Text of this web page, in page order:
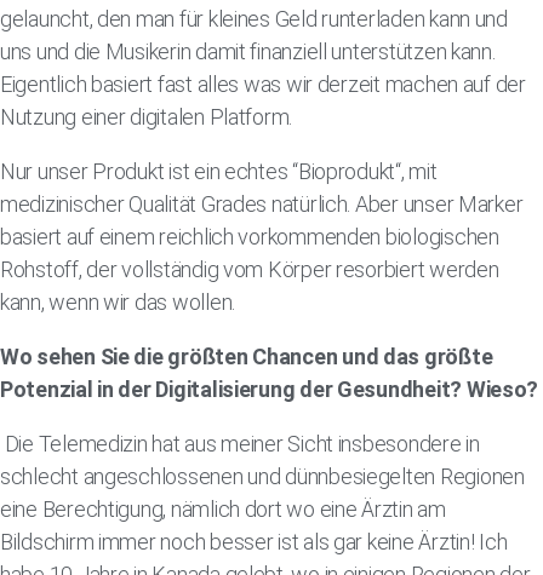
gelauncht, den man für kleines Geld runterladen kann und
uns und die Musikerin damit finanziell unterstützen kann.
Eigentlich basiert fast alles was wir derzeit machen auf der
Nutzung einer digitalen Platform.
Nur unser Produkt ist ein echtes “Bioprodukt“, mit
medizinischer Qualität Grades natürlich. Aber unser Marker
basiert auf einem reichlich vorkommenden biologischen
Rohstoff, der vollständig vom Körper resorbiert werden
kann, wenn wir das wollen.
Wo sehen Sie die größten Chancen und das größte
Potenzial in der Digitalisierung der Gesundheit? Wieso?
Die Telemedizin hat aus meiner Sicht insbesondere in
schlecht angeschlossenen und dünnbesiegelten Regionen
eine Berechtigung, nämlich dort wo eine Ärztin am
Bildschirm immer noch besser ist als gar keine Ärztin! Ich